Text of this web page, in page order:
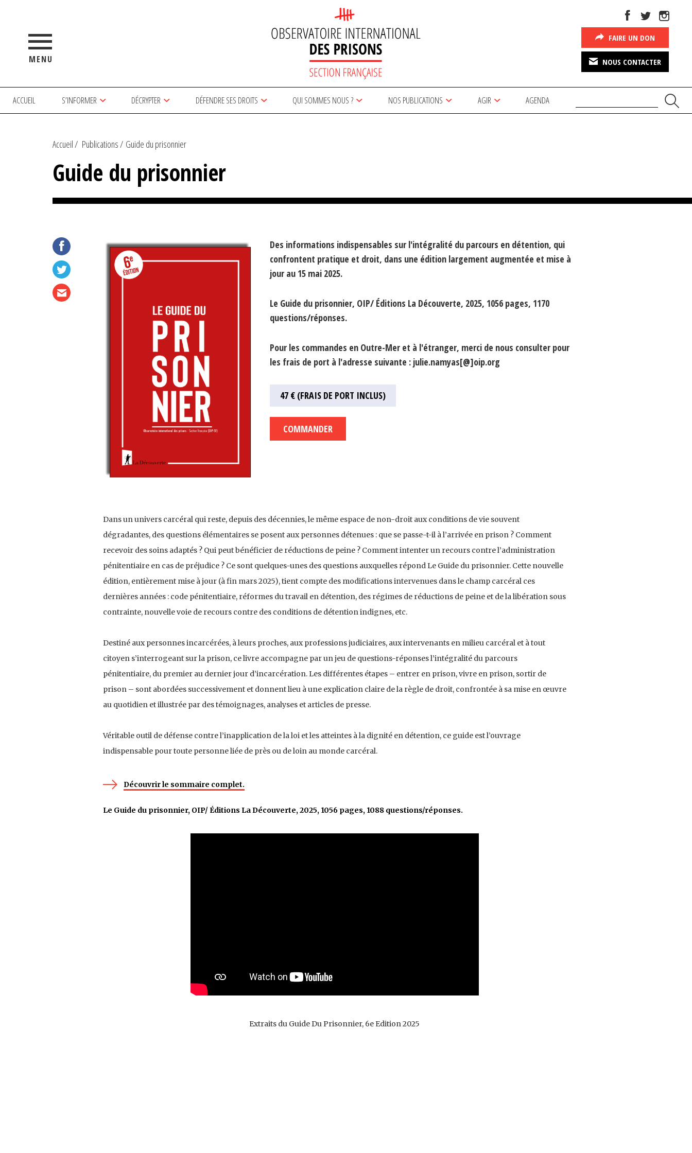
MENU
FAIRE UN DON
NOUS CONTACTER
ACCUEIL S’INFORMER DÉCRYPTER DÉFENDRE SES DROITS QUI SOMMES NOUS ? NOS PUBLICATIONS AGIR AGENDA
Accueil Publications Guide du prisonnier
Guide du prisonnier
Des informations indispensables sur l'intégralité du parcours en détention, qui
confrontent pratique et droit, dans une édition largement augmentée et mise à
jour au 15 mai 2025.
Le Guide du prisonnier, OIP/ Éditions La Découverte, 2025, 1056 pages, 1170
questions/réponses.
Pour les commandes en Outre-Mer et à l'étranger, merci de nous consulter pour
les frais de port à l'adresse suivante : julie.namyas[@]oip.org
47 € (FRAIS DE PORT INCLUS)
COMMANDER
Dans un univers carcéral qui reste, depuis des décennies, le même espace de non-droit aux conditions de vie souvent
dégradantes, des questions élémentaires se posent aux personnes détenues : que se passe-t-il à l’arrivée en prison ? Comment
recevoir des soins adaptés ? Qui peut bénéficier de réductions de peine ? Comment intenter un recours contre l’administration
pénitentiaire en cas de préjudice ? Ce sont quelques-unes des questions auxquelles répond Le Guide du prisonnier. Cette nouvelle
édition, entièrement mise à jour (à fin mars 2025), tient compte des modifications intervenues dans le champ carcéral ces
dernières années : code pénitentiaire, réformes du travail en détention, des régimes de réductions de peine et de la libération sous
contrainte, nouvelle voie de recours contre des conditions de détention indignes, etc.
Destiné aux personnes incarcérées, à leurs proches, aux professions judiciaires, aux intervenants en milieu carcéral et à tout
citoyen s’interrogeant sur la prison, ce livre accompagne par un jeu de questions-réponses l’intégralité du parcours
pénitentiaire, du premier au dernier jour d’incarcération. Les différentes étapes – entrer en prison, vivre en prison, sortir de
prison – sont abordées successivement et donnent lieu à une explication claire de la règle de droit, confrontée à sa mise en œuvre
au quotidien et illustrée par des témoignages, analyses et articles de presse.
Véritable outil de défense contre l’inapplication de la loi et les atteintes à la dignité en détention, ce guide est l’ouvrage
indispensable pour toute personne liée de près ou de loin au monde carcéral.
Découvrir le sommaire complet.
Le Guide du prisonnier, OIP/ Éditions La Découverte, 2025, 1056 pages, 1088 questions/réponses.
Extraits du Guide Du Prisonnier, 6e Edition 2025